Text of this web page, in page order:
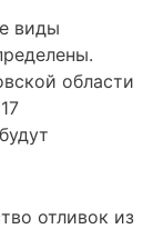
виды
области
отливок из